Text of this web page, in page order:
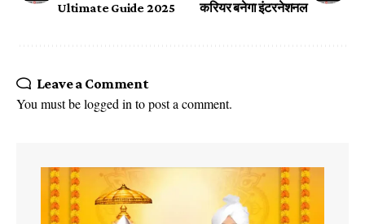
Ultimate Guide 2025
करियर बनेगा इंटरनेशनल
Leave a Comment
You must belogged into post a comment.